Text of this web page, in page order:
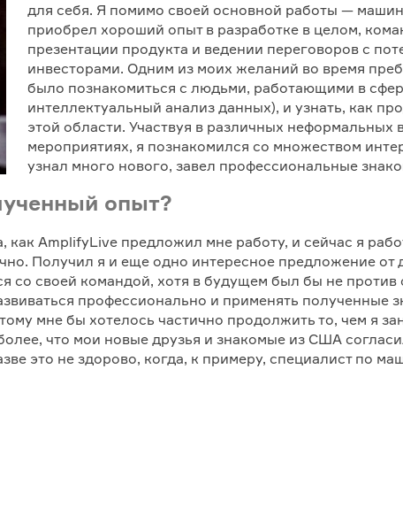
для себя. Я помимо своей основной работы —
приобрел хороший опыт в разработке в целом,
презентации продукта и ведении переговоров с
инвесторами. Одним из моих желаний во время
было познакомиться с людьми, работающими в
интеллектуальный анализ данных), и узнать, как
этой области. Участвуя в различных неформальных
мероприятиях, я познакомился со множеством
узнал много нового, завел профессиональные
опыт?
AmplifyLive предложил мне работу, и сейчас я
Получил я и еще одно интересное предложение от
со своей командой, хотя в будущем был бы не против
профессионально и применять полученные
мне бы хотелось частично продолжить то, чем я
что мои новые друзья и знакомые из США
это не здорово, когда, к примеру, специалист по